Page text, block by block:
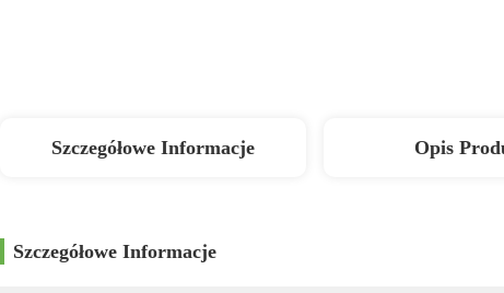
Szczegółowe Informacje Opis
Szczegółowe Informacje